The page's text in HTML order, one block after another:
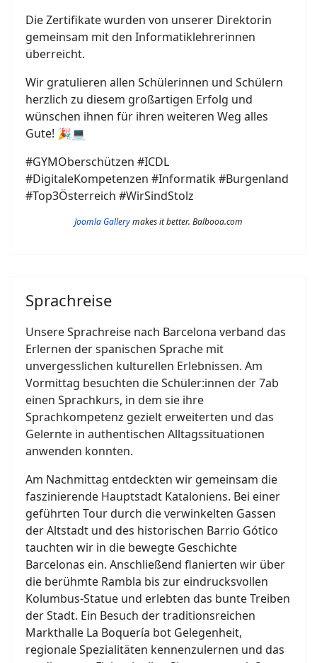
Die Zertifikate wurden von unserer Direktorin
gemeinsam mit den Informatiklehrerinnen
überreicht.
Wir gratulieren allen Schülerinnen und Schülern
herzlich zu diesem großartigen Erfolg und
wünschen ihnen für ihren weiteren Weg alles
Gute! 🎉💻
#GYMOberschützen #ICDL
#DigitaleKompetenzen #Informatik #Burgenland
#Top3Österreich #WirSindStolz
Joomla Gallerymakes it better. Balbooa.com
Sprachreise
Unsere Sprachreise nach Barcelona verband das
Erlernen der spanischen Sprache mit
unvergesslichen kulturellen Erlebnissen. Am
Vormittag besuchten die Schüler:innen der 7ab
einen Sprachkurs, in dem sie ihre
Sprachkompetenz gezielt erweiterten und das
Gelernte in authentischen Alltagssituationen
anwenden konnten.
Am Nachmittag entdeckten wir gemeinsam die
faszinierende Hauptstadt Kataloniens. Bei einer
geführten Tour durch die verwinkelten Gassen
der Altstadt und des historischen Barrio Gótico
tauchten wir in die bewegte Geschichte
Barcelonas ein. Anschließend flanierten wir über
die berühmte Rambla bis zur eindrucksvollen
Kolumbus-Statue und erlebten das bunte Treiben
der Stadt. Ein Besuch der traditionsreichen
Markthalle La Boquería bot Gelegenheit,
regionale Spezialitäten kennenzulernen und das